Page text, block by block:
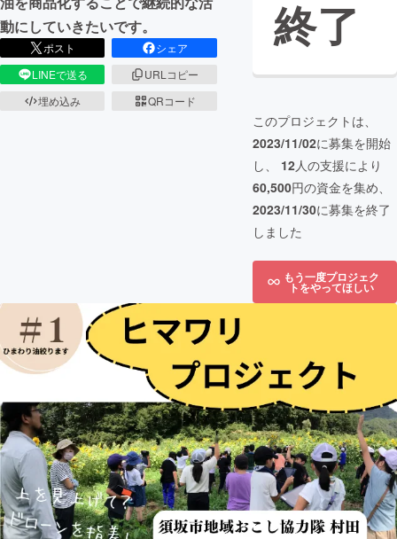
動にしていきたいです。
ポスト
シェア
LINEで送る
URLコピー
埋め込み
QRコード
終了
このプロジェクトは、
2023/11/02に募集を開始
し、 12人の支援により
60,500円の資金を集め、
2023/11/30に募集を終了
しました
もう一度プロジェク
トをやってほしい